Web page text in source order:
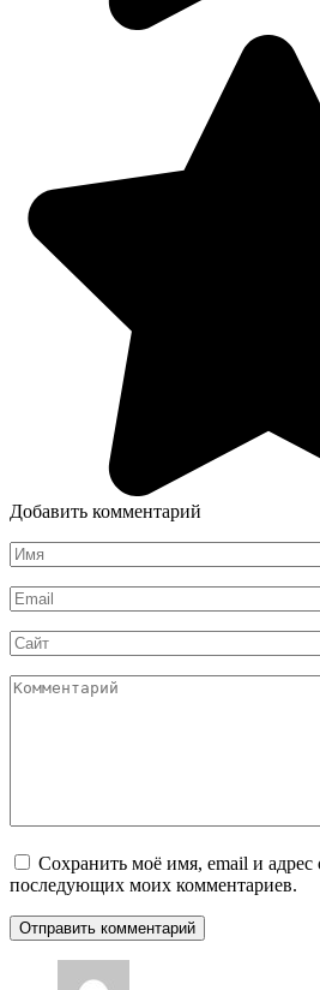
Добавить комментарий
Имя
*
Email
*
Сайт
Комментарий
Сохранить моё имя, email и адрес
последующих моих комментариев.